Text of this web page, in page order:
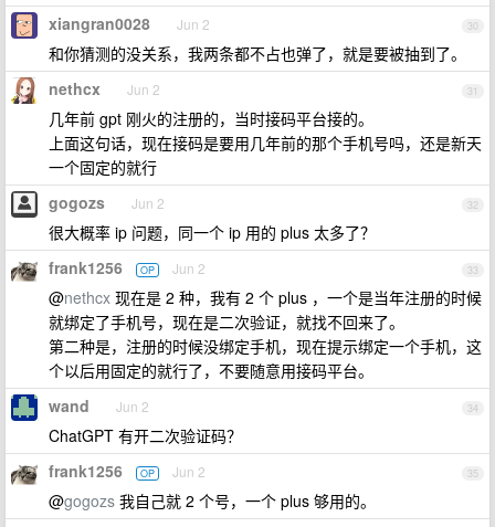
30
xiangran0028 Jun 2
和你猜测的没关系，我两条都不占也弹了，就是要被抽到了。
31
nethcx Jun 2
几年前 gpt 刚火的注册的，当时接码平台接的。
上面这句话，现在接码是要用几年前的那个手机号吗，还是新天
一个固定的就行
32
gogozs Jun 2
很大概率 ip 问题，同一个 ip 用的 plus 太多了？
33
frank1256 OP Jun 2
@nethcx 现在是 2 种，我有 2 个 plus ，一个是当年注册的时候
就绑定了手机号，现在是二次验证，就找不回来了。
第二种是，注册的时候没绑定手机，现在提示绑定一个手机，这
个以后用固定的就行了，不要随意用接码平台。
34
wand Jun 2
ChatGPT 有开二次验证码？
35
frank1256 OP Jun 2
@gogozs 我自己就 2 个号，一个 plus 够用的。